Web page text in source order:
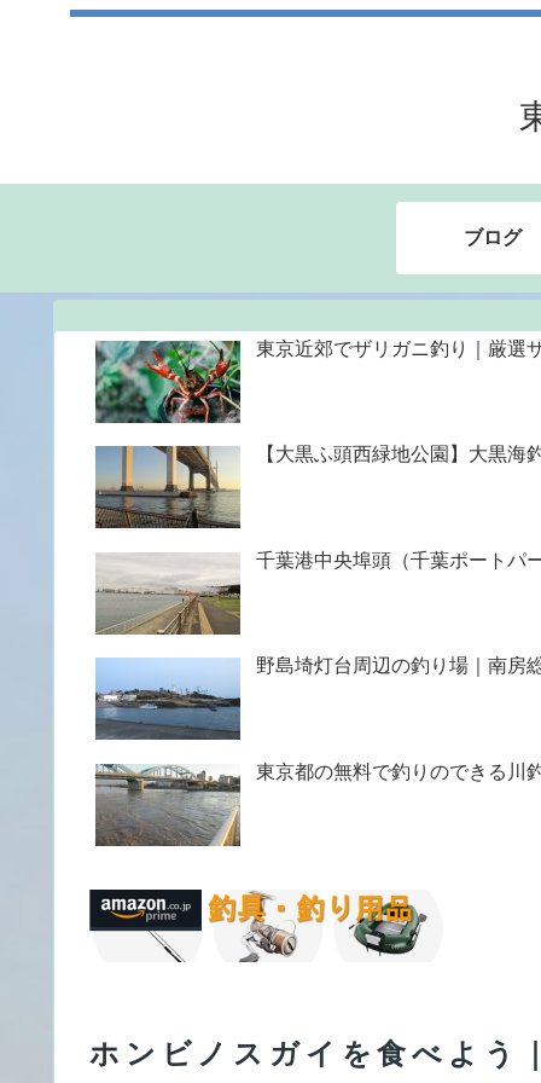
ブログ
東京近郊でザリガニ釣り｜厳選
【大黒ふ頭西緑地公園】大黒海
千葉港中央埠頭（千葉ポートパ
野島埼灯台周辺の釣り場｜南房
東京都の無料で釣りのできる川
ホンビノスガイを食べよう